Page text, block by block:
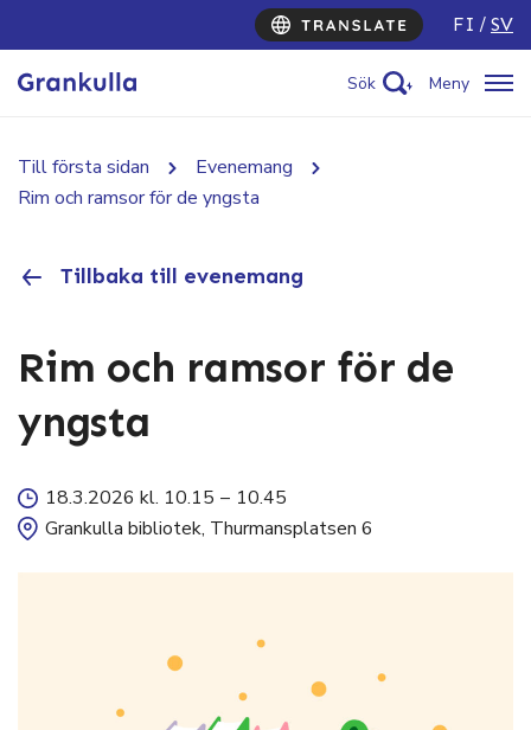
FI SV
Sök Meny
Till första sidan
Evenemang
Rim och ramsor för de yngsta
Tillbaka till evenemang
Rim och ramsor för de
yngsta
18.3.2026 kl. 10.15 – 10.45
Grankulla bibliotek, Thurmansplatsen 6